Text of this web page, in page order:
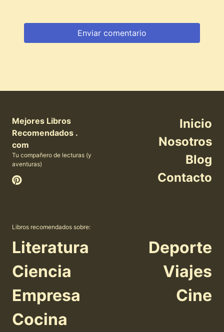
Mejores Libros
Recomendados .
com
Tu compañero de lecturas (y
aventuras)
Inicio
Nosotros
Blog
Contacto
Libros recomendados sobre:
Literatura
Ciencia
Empresa
Cocina
Deporte
Viajes
Cine